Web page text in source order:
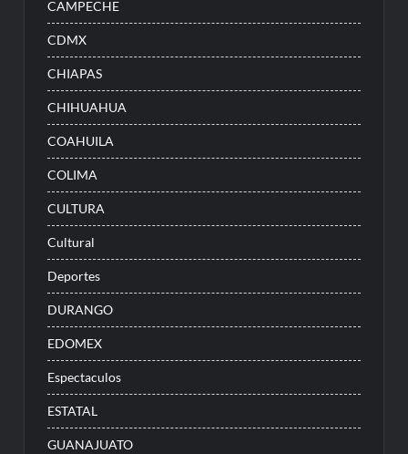
CAMPECHE
CDMX
CHIAPAS
CHIHUAHUA
COAHUILA
COLIMA
CULTURA
Cultural
Deportes
DURANGO
EDOMEX
Espectaculos
ESTATAL
GUANAJUATO